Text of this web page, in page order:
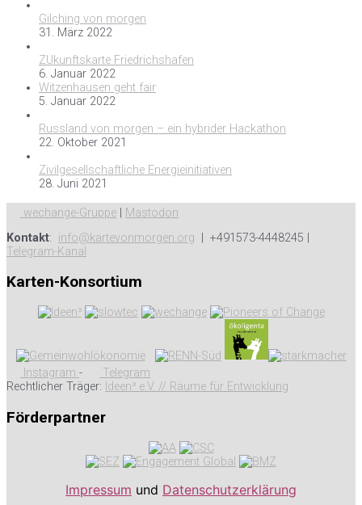
Gilching von morgen
31. März 2022
ZUkunftskarte Friedrichshafen
6. Januar 2022
Witzenhausen geht fair
5. Januar 2022
Russland von morgen – ein hybrider Hackathon
22. Oktober 2021
Zivilgesellschaftliche Energieinitiativen
28. Juni 2021
wechange-Gruppe
Mastodon
Kontakt: info@kartevonmorgen.org | +491573-4448245 |
Telegram-Kanal
Karten-Konsortium
Instagram -
Telegram
Rechtlicher Träger: Ideen³ e.V. // Räume für Entwicklung
Förderpartner
Impressum und Datenschutzerklärung